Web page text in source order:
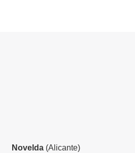
Novelda(Alicante)